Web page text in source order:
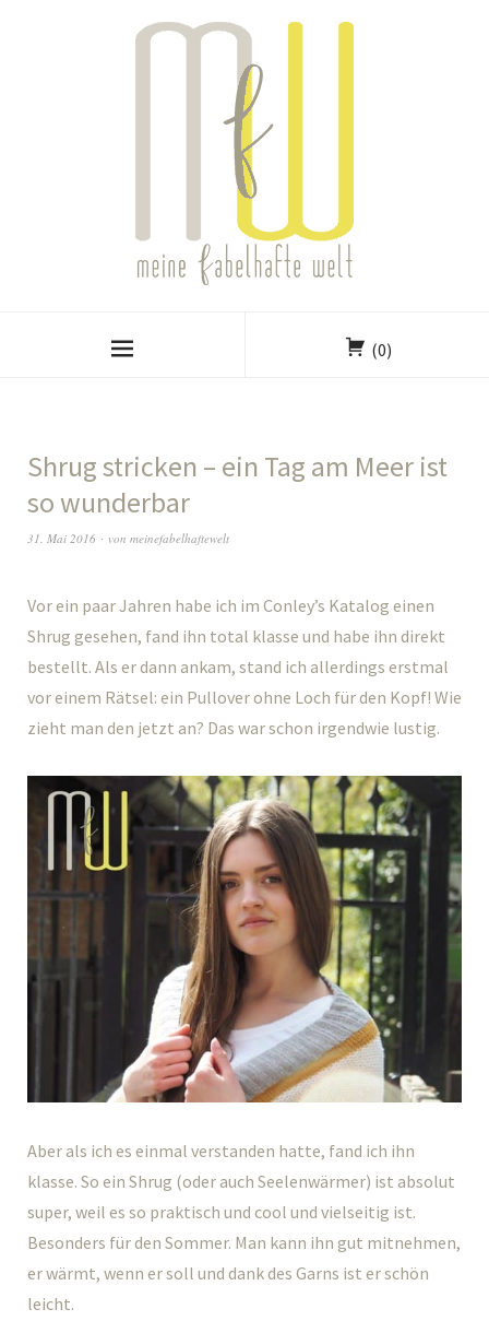
(0)
Shrug stricken – ein Tag am Meer ist
so wunderbar
31. Mai 2016 von meinefabelhaftewelt
Vor ein paar Jahren habe ich im Conley’s Katalog einen
Shrug gesehen, fand ihn total klasse und habe ihn direkt
bestellt. Als er dann ankam, stand ich allerdings erstmal
vor einem Rätsel: ein Pullover ohne Loch für den Kopf! Wie
zieht man den jetzt an? Das war schon irgendwie lustig.
Aber als ich es einmal verstanden hatte, fand ich ihn
klasse. So ein Shrug (oder auch Seelenwärmer) ist absolut
super, weil es so praktisch und cool und vielseitig ist.
Besonders für den Sommer. Man kann ihn gut mitnehmen,
er wärmt, wenn er soll und dank des Garns ist er schön
leicht.